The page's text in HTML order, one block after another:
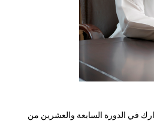
في الدورة السابعة والعشرين من